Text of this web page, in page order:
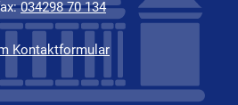
034298 70 134
Kontaktformular